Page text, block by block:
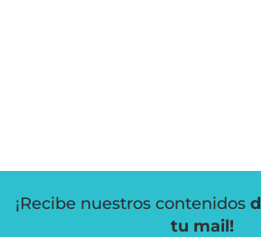
¡Recibe nuestros contenidos
tu mail!